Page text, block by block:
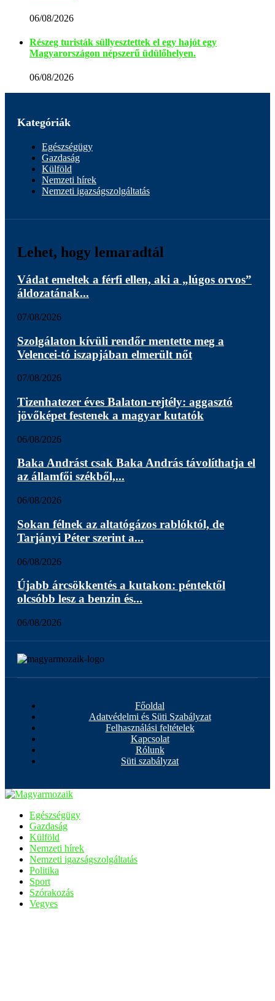
06/08/2026
Részeg turisták süllyesztettek el egy hajót egy
Magyarországon népszerű üdülőhelyen.
06/08/2026
Kategóriák
Egészségügy
Gazdaság
Külföld
Nemzeti hírek
Nemzeti igazságszolgáltatás
Lehet, hogy lemaradtál
Vádat emeltek a férfi ellen, aki a „lúgos orvos”
áldozatának...
07/08/2026
Szolgálaton kívüli rendőr mentette meg a
Velencei-tó iszapjában elmerült nőt
07/08/2026
Tizenhatezer éves Balaton-rejtély: aggasztó
jövőképet festenek a magyar kutatók
06/08/2026
Baka Andrást csak Baka András távolíthatja el
az államfői székből,...
06/08/2026
Sokan félnek az altatógázos rablóktól, de
Tarjányi Péter szerint a...
06/08/2026
Újabb árcsökkentés a kutakon: péntektől
olcsóbb lesz a benzin és...
06/08/2026
Főoldal
Adatvédelmi és Süti Szabályzat
Felhasználási feltételek
Kapcsolat
Rólunk
Süti szabályzat
Egészségügy
Gazdaság
Külföld
Nemzeti hírek
Nemzeti igazságszolgáltatás
Politika
Sport
Szórakozás
Vegyes